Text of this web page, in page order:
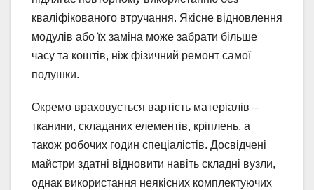
кваліфікованого втручання. Якісне відновлення
модулів або їх заміна може забрати більше
часу та коштів, ніж фізичний ремонт самої
подушки.
Окремо враховується вартість матеріалів –
тканини, складаних елементів, кріплень, а
також робочих годин спеціалістів. Досвідчені
майстри здатні відновити навіть складні вузли,
однак використання неякісних комплектуючих